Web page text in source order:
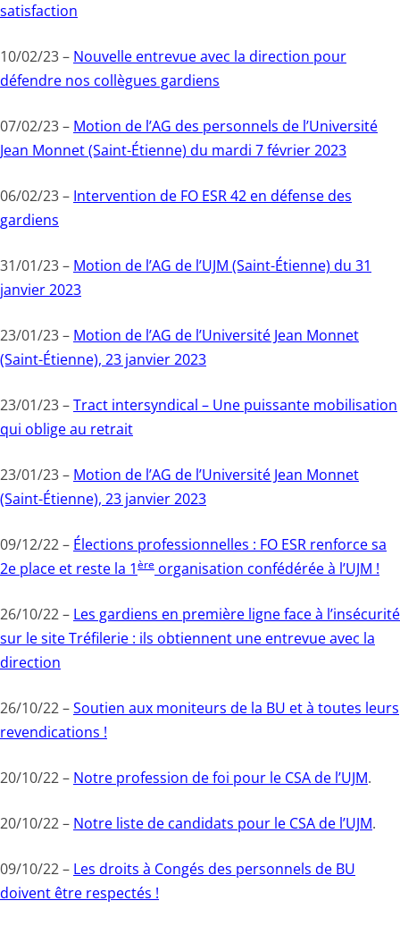
satisfaction
10/02/23 – Nouvelle entrevue avec la direction pour
défendre nos collègues gardiens
07/02/23 – Motion de l’AG des personnels de l’Université
Jean Monnet (Saint-Étienne) du mardi 7 février 2023
06/02/23 – Intervention de FO ESR 42 en défense des
gardiens
31/01/23 – Motion de l’AG de l’UJM (Saint-Étienne) du 31
janvier 2023
23/01/23 – Motion de l’AG de l’Université Jean Monnet
(Saint-Étienne), 23 janvier 2023
23/01/23 –Tract intersyndical – Une puissante mobilisation
qui oblige au retrait
23/01/23 – Motion de l’AG de l’Université Jean Monnet
(Saint-Étienne), 23 janvier 2023
09/12/22 – Élections professionnelles : FO ESR renforce sa
2e place et reste la 1ère organisation confédérée à l’UJM !
26/10/22 – Les gardiens en première ligne face à l’insécurité
sur le site Tréfilerie : ils obtiennent une entrevue avec la
direction
26/10/22 –Soutien aux moniteurs de la BU et à toutes leurs
revendications !
20/10/22 – Notre profession de foi pour le CSA de l’UJM.
20/10/22 – Notre liste de candidats pour le CSA de l’UJM.
09/10/22 – Les droits à Congés des personnels de BU
doivent être respectés !